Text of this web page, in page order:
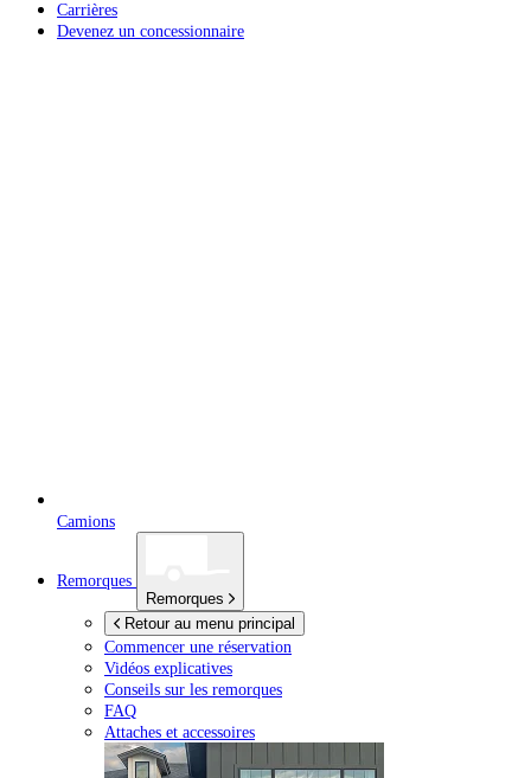
Carrières
Devenez un concessionnaire
Camions
Remorques
Remorques
Retour au menu principal
Commencer une réservation
Vidéos explicatives
Conseils sur les remorques
FAQ
Attaches et accessoires